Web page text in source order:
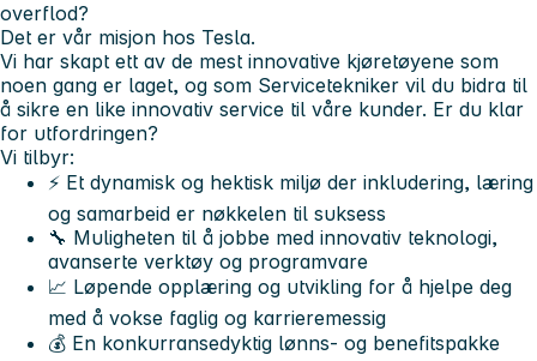
overflod?
Det er vår misjon hos Tesla.
Vi har skapt ett av de mest innovative kjøretøyene som
noen gang er laget, og som Servicetekniker vil du bidra til
å sikre en like innovativ service til våre kunder. Er du klar
for utfordringen?
Vi tilbyr:
⚡ Et dynamisk og hektisk miljø der inkludering, læring
og samarbeid er nøkkelen til suksess
🔧 Muligheten til å jobbe med innovativ teknologi,
avanserte verktøy og programvare
📈 Løpende opplæring og utvikling for å hjelpe deg
med å vokse faglig og karrieremessig
💰 En konkurransedyktig lønns- og benefitspakke